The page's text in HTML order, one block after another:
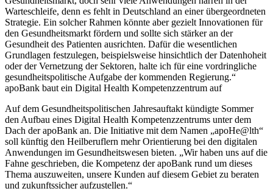
Warteschleife, denn es fehlt in Deutschland an einer übergeordneten
Strategie. Ein solcher Rahmen könnte aber gezielt Innovationen für
den Gesundheitsmarkt fördern und sollte sich stärker an der
Gesundheit des Patienten ausrichten. Dafür die wesentlichen
Grundlagen festzulegen, beispielsweise hinsichtlich der Datenhoheit
oder der Vernetzung der Sektoren, halte ich für eine vordringliche
gesundheitspolitische Aufgabe der kommenden Regierung.“
apoBank baut ein Digital Health Kompetenzzentrum auf
Auf dem Gesundheitspolitischen Jahresauftakt kündigte Sommer
den Aufbau eines Digital Health Kompetenzzentrums unter dem
Dach der apoBank an. Die Initiative mit dem Namen „apoHe@lth“
soll künftig den Heilberuflern mehr Orientierung bei den digitalen
Anwendungen im Gesundheitswesen bieten. „Wir haben uns auf die
Fahne geschrieben, die Kompetenz der apoBank rund um dieses
Thema auszuweiten, unsere Kunden auf diesem Gebiet zu beraten
und zukunftssicher aufzustellen.“